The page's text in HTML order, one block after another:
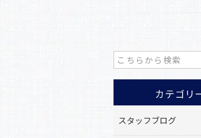
カテゴリ
スタッフブログ